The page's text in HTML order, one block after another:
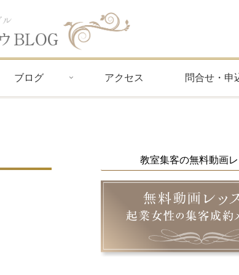
ブログ アクセス 問合せ・申
教室集客の無料動画